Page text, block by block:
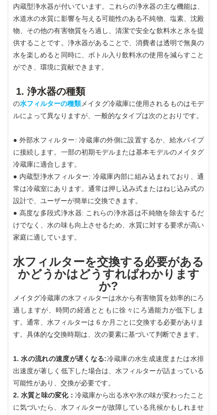
内蔵型浄水器が付いています。これらの浄水器の主な機能は、
水道水の水質に影響を与える可能性のある不純物、塩素、沈殿
物、その他の有害物質をろ過し、清潔で安全な飲料水と氷を提
供することです。浄水器があることで、消費者は透明で無臭の
水を楽しめると同時に、ボトル入り飲料水の使用を減らすこと
ができ、環境に貢献できます。
1. 浄水器の種類
の水フィルターの種類メイタグ冷蔵庫に使用されるものはモデ
ルによって異なりますが、一般的なタイプは次のとおりです。
● 外部水フィルター: 冷蔵庫の外側に設置するか、給水パイプ
に接続します。一部の初期モデルまたは基本モデルのメイタグ
冷蔵庫に適合します。
● 内蔵型浄水フィルター: 冷蔵庫内部に組み込まれており、通
常は冷蔵室にあります。通常は押し込み式またはねじ込み式の
設計で、ユーザーが簡単に交換できます。
● 高度な多段式浄水器: これらの浄水器は不純物を除去するだ
けでなく、水の味も向上させるため、水質に対する要求が高い
家庭に適しています。
水フィルターを交換する必要がある
かどうかはどうすればわかります
か?
メイタグ冷蔵庫の水フィルターは水から有害物質を効率的にろ
過しますが、時間の経過とともに徐々にろ過能力が低下しま
す。通常、水フィルターは 6 か月ごとに交換する必要がありま
す。具体的な交換時期は、次の要素に基づいて判断できます。
1. 水の流れの速度が遅くなる:冷蔵庫の水生成速度または水排
出速度が著しく低下した場合は、水フィルターが詰まっている
可能性があり、交換が必要です。
2. 水質と味の変化： 冷蔵庫から出る水や氷の味が変わったこと
に気づいたら、水フィルターが故障している兆候かもしれませ